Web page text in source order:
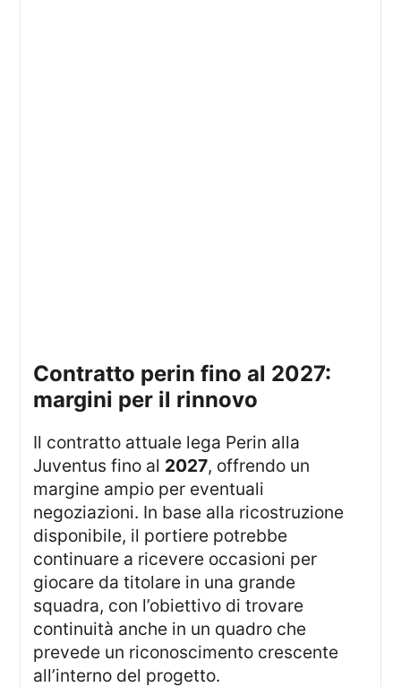
contratto perin fino al 2027:
margini per il rinnovo
Il contratto attuale lega Perin alla
Juventus fino al 2027, offrendo un
margine ampio per eventuali
negoziazioni. In base alla ricostruzione
disponibile, il portiere potrebbe
continuare a ricevere occasioni per
giocare da titolare in una grande
squadra, con l’obiettivo di trovare
continuità anche in un quadro che
prevede un riconoscimento crescente
all’interno del progetto.